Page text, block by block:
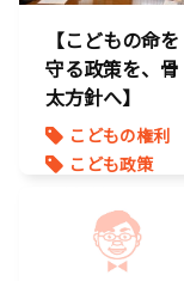
【こどもの命を
守る政策を、骨
太方針へ】
こどもの権利
こども政策
命を守る
子育て支援拡